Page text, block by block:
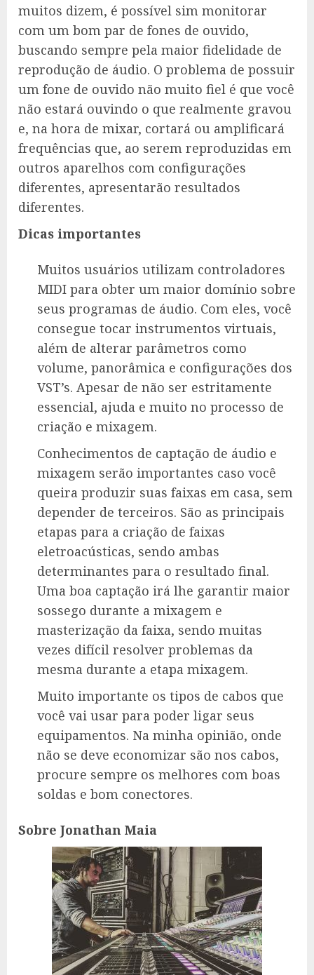
muitos dizem, é possível sim monitorar
com um bom par de fones de ouvido,
buscando sempre pela maior fidelidade de
reprodução de áudio. O problema de possuir
um fone de ouvido não muito fiel é que você
não estará ouvindo o que realmente gravou
e, na hora de mixar, cortará ou amplificará
frequências que, ao serem reproduzidas em
outros aparelhos com configurações
diferentes, apresentarão resultados
diferentes.
Dicas importantes
Muitos usuários utilizam controladores
MIDI para obter um maior domínio sobre
seus programas de áudio. Com eles, você
consegue tocar instrumentos virtuais,
além de alterar parâmetros como
volume, panorâmica e configurações dos
VST’s. Apesar de não ser estritamente
essencial, ajuda e muito no processo de
criação e mixagem.
Conhecimentos de captação de áudio e
mixagem serão importantes caso você
queira produzir suas faixas em casa, sem
depender de terceiros. São as principais
etapas para a criação de faixas
eletroacústicas, sendo ambas
determinantes para o resultado final.
Uma boa captação irá lhe garantir maior
sossego durante a mixagem e
masterização da faixa, sendo muitas
vezes difícil resolver problemas da
mesma durante a etapa mixagem.
Muito importante os tipos de cabos que
você vai usar para poder ligar seus
equipamentos. Na minha opinião, onde
não se deve economizar são nos cabos,
procure sempre os melhores com boas
soldas e bom conectores.
Sobre Jonathan Maia